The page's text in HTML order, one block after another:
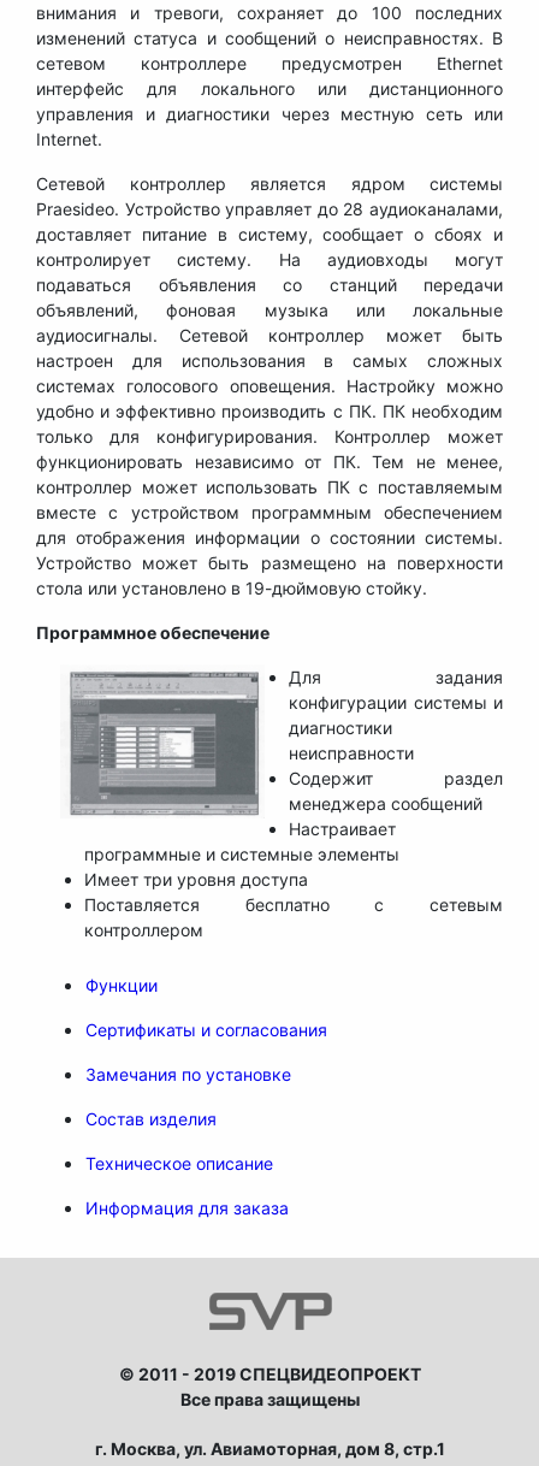
внимания и тревоги, сохраняет до 100 последних
изменений статуса и сообщений о неисправностях. В
сетевом контроллере предусмотрен Ethernet
интерфейс для локального или дистанционного
управления и диагностики через местную сеть или
Internet.
Сетевой контроллер является ядром системы
Praesideo. Устройство управляет до 28 аудиоканалами,
доставляет питание в систему, сообщает о сбоях и
контролирует систему. На аудиовходы могут
подаваться объявления со станций передачи
объявлений, фоновая музыка или локальные
аудиосигналы. Сетевой контроллер может быть
настроен для использования в самых сложных
системах голосового оповещения. Настройку можно
удобно и эффективно производить с ПК. ПК необходим
только для конфигурирования. Контроллер может
функционировать независимо от ПК. Тем не менее,
контроллер может использовать ПК с поставляемым
вместе с устройством программным обеспечением
для отображения информации о состоянии системы.
Устройство может быть размещено на поверхности
стола или установлено в 19-дюймовую стойку.
Программное обеспечение
Для задания
конфигурации системы и
диагностики
неисправности
Содержит раздел
менеджера сообщений
Настраивает
программные и системные элементы
Имеет три уровня доступа
Поставляется бесплатно с сетевым
контроллером
Функции
Сертификаты и согласования
Замечания по установке
Состав изделия
Техническое описание
Информация для заказа
© 2011 - 2019 СПЕЦВИДЕОПРОЕКТ
Все права защищены
г. Москва, ул. Авиамоторная, дом 8, стр.1